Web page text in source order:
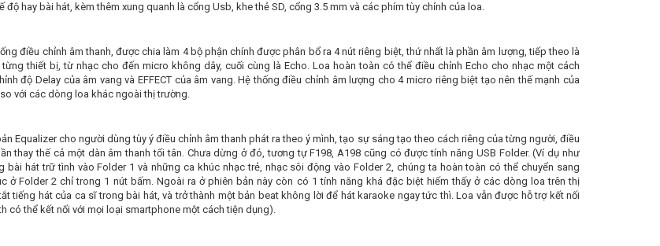
độ hay bài hát, kèm thêm xung quanh là cổng Usb, khe thẻ SD, cổng 3.5 mm và các phím tùy chỉnh của loa.
điều chỉnh âm thanh, được chia làm 4 bộ phận chính được phân bổ ra 4 nút riêng biệt, thứ nhất là phần âm lượng, tiếp theo là
từng thiết bị, từ nhạc cho đến micro không dây, cuối cùng là Echo. Loa hoàn toàn có thể điều chỉnh Echo cho nhạc một cách
độ Delay của âm vang và EFFECT của âm vang. Hệ thống điều chỉnh âm lượng cho 4 micro riêng biệt tạo nên thế mạnh của
với các dòng loa khác ngoài thị trường.
Equalizer cho người dùng tùy ý điều chỉnh âm thanh phát ra theo ý mình, tạo sự sáng tạo theo cách riêng của từng người, điều
thay thế cả một dàn âm thanh tối tân. Chưa dừng ở đó, tương tự F198, A198 cũng có được tính năng USB Folder. (Ví dụ như
bài hát trữ tình vào Folder 1 và những ca khúc nhạc trẻ, nhạc sôi động vào Folder 2, chúng ta hoàn toàn có thể chuyển sang
ở Folder 2 chỉ trong 1 nút bấm. Ngoài ra ở phiên bản này còn có 1 tính năng khá đặc biệt hiếm thấy ở các dòng loa trên thị
tiếng hát của ca sĩ trong bài hát, và trở thành một bản beat không lời để hát karaoke ngay tức thì. Loa vẫn được hỗ trợ kết nối
có thể kết nối với mọi loại smartphone một cách tiện dụng).